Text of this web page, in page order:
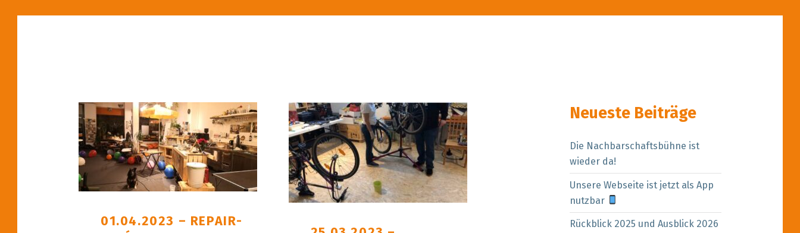
01.04.2023 – REPAIR-
Neueste Beiträge
Die Nachbarschaftsbühne ist
wieder da!
Unsere Webseite ist jetzt als App
nutzbar
Rückblick 2025 und Ausblick 2026